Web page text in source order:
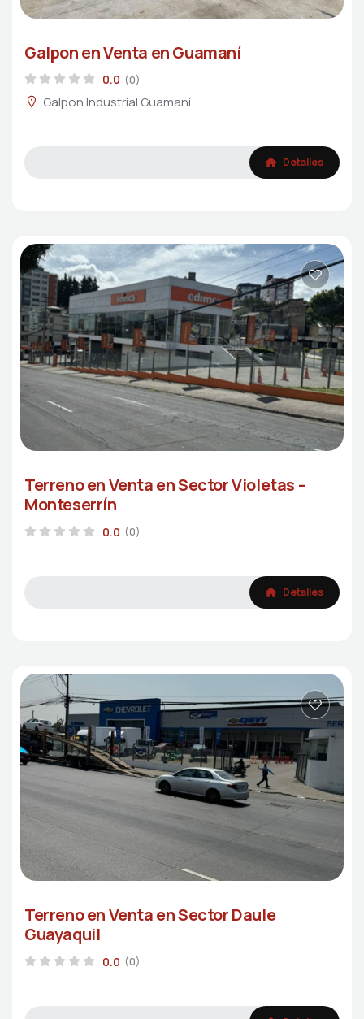
Galpon en Venta en Guamaní
0.0 (0)
Galpon Industrial Guamaní
Detalles
Terreno en Venta en Sector Violetas –
Monteserrín
0.0 (0)
Detalles
Terreno en Venta en Sector Daule
Guayaquil
0.0 (0)